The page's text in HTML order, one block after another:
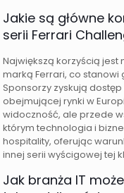
Jakie są główne
serii Ferrari
Największą korzyścią
marką Ferrari, co stanowi
Sponsorzy zyskują
obejmującej rynki w
widoczność, ale przede
którym technologia i
hospitality, oferując
innej serii wyścigowej tej
Jak branża IT